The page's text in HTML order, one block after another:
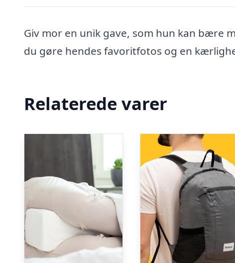
Giv mor en unik gave, som hun kan bære
du gøre hendes favoritfotos og en
Relaterede varer